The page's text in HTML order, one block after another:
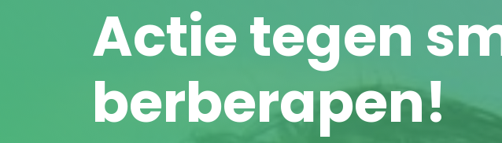
Actie tegen
berberapen!